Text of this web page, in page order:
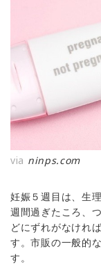
via ninps.com
妊娠５週目は、生
週間過ぎたころ、
どにずれがなけれ
す。市販の一般的
す。